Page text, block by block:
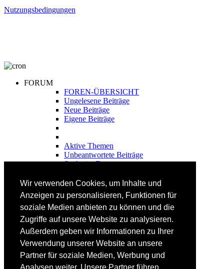
Wir verwenden Cookies, um Inhalte und
Anzeigen zu personalisieren, Funktionen für
soziale Medien anbieten zu können und die
Zugriffe auf unsere Website zu analysieren.
Außerdem geben wir Informationen zu Ihrer
Verwendung unserer Website an unsere
Partner für soziale Medien, Werbung und
Nutzungsbedingungen
FORUM
FOREN-ÜBERSICHT
Ungelesene Beiträge
Neue Beiträge
Eigene Beiträge
Aktive Themen
Unbeantwortete Beiträge
Suche im Forum
FAHRTECHNIK
Fortgeschrittene
Lehrplan
Videoanalyse
SKI
SKITEST
Ski-FAQ